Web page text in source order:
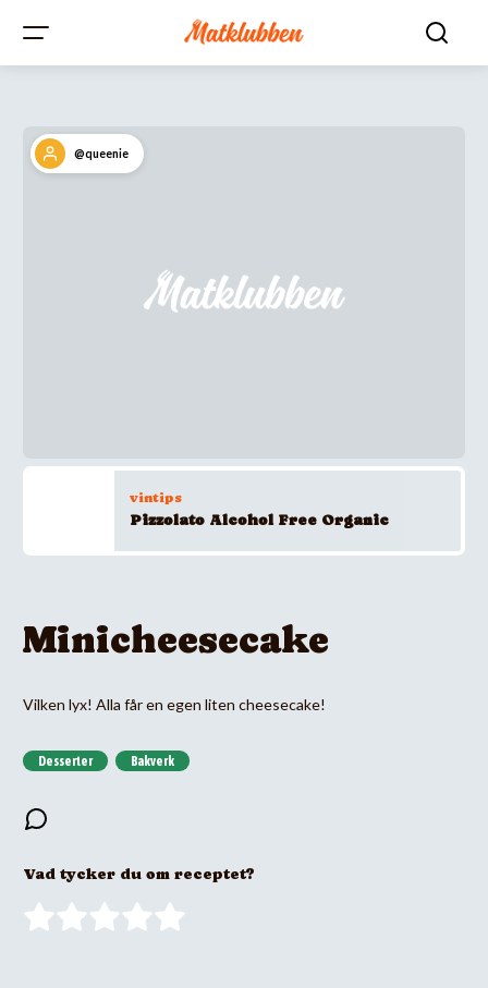
@queenie
vintips
Pizzolato Alcohol Free Organic
Minicheesecake
Vilken lyx! Alla får en egen liten cheesecake!
Desserter Bakverk
Vad tycker du om receptet?